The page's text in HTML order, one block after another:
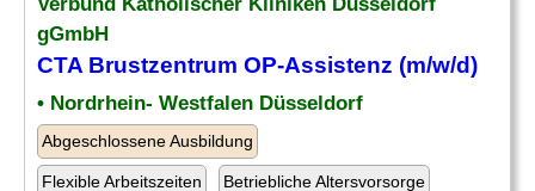
gGmbH
CTA Brustzentrum OP-Assistenz (m/w/d)
• Nordrhein- Westfalen Düsseldorf
Abgeschlossene Ausbildung
Flexible Arbeitszeiten Betriebliche Altersvorsorge